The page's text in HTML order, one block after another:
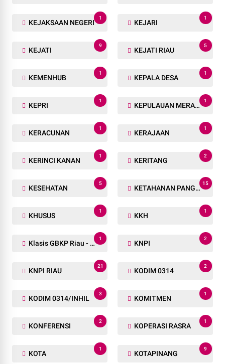
KEJAKSAAN NEGERI
1
KEJARI
1
KEJATI
9
KEJATI RIAU
5
KEMENHUB
1
KEPALA DESA
1
KEPRI
1
KEPULAUAN MERANTI
1
KERACUNAN
1
KERAJAAN
1
KERINCI KANAN
1
KERITANG
2
KESEHATAN
5
KETAHANAN PANGAN
15
KHUSUS
1
KKH
1
Klasis GBKP Riau - Sumbar.
1
KNPI
2
KNPI RIAU
21
KODIM 0314
2
KODIM 0314/INHIL
3
KOMITMEN
1
KONFERENSI
2
KOPERASI RASRA
1
KOTA
1
KOTAPINANG
9